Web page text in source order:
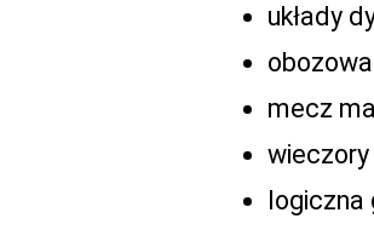
układy
mecz
wieczory
logiczna